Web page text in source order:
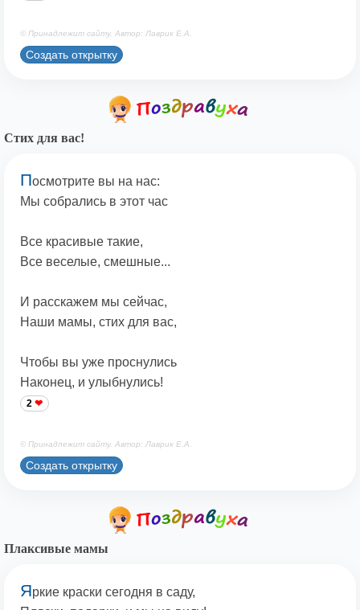
© Принадлежит сайту. Автор: Лаврик Е.А.
Создать открытку
Стих для вас!
Посмотрите вы на нас:
Мы собрались в этот час
Все красивые такие,
Все веселые, смешные...
И расскажем мы сейчас,
Наши мамы, стих для вас,
Чтобы вы уже проснулись
Наконец, и улыбнулись!
2
© Принадлежит сайту. Автор: Лаврик Е.А.
Создать открытку
Плаксивые мамы
Яркие краски сегодня в саду,